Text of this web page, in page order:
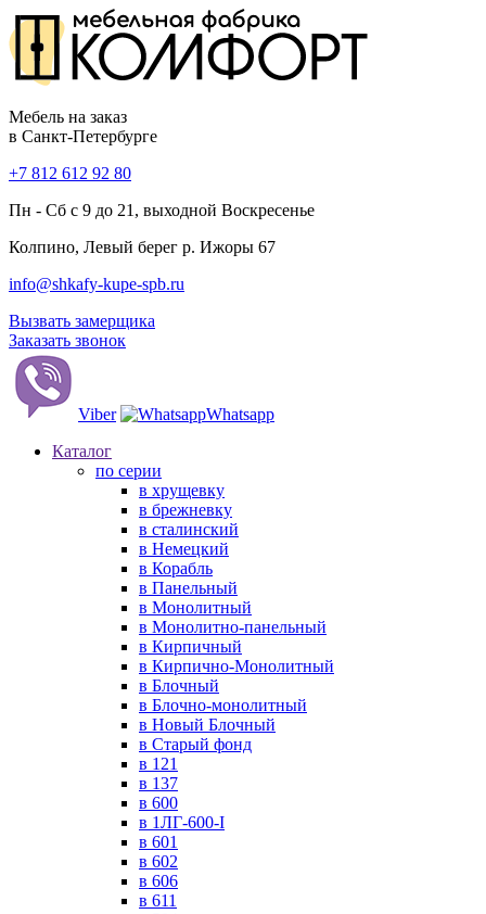
Мебель на заказ
в Санкт-Петербурге
+7 812 612 92 80
Пн - Сб с 9 до 21, выходной Воскресенье
Колпино, Левый берег р. Ижоры 67
info@shkafy-kupe-spb.ru
Вызвать замерщика
Заказать звонок
Viber
Whatsapp
Каталог
по серии
в хрущевку
в брежневку
в сталинский
в Немецкий
в Корабль
в Панельный
в Монолитный
в Монолитно-панельный
в Кирпичный
в Кирпично-Монолитный
в Блочный
в Блочно-монолитный
в Новый Блочный
в Старый фонд
в 121
в 137
в 600
в 1ЛГ-600-I
в 601
в 602
в 606
в 611